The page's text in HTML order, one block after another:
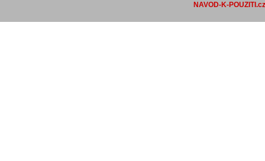
NAVOD-K-POUZITI.cz